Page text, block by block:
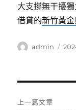
大支撐無干擾
借貸的新竹黃
作
admin
發
上一篇文章